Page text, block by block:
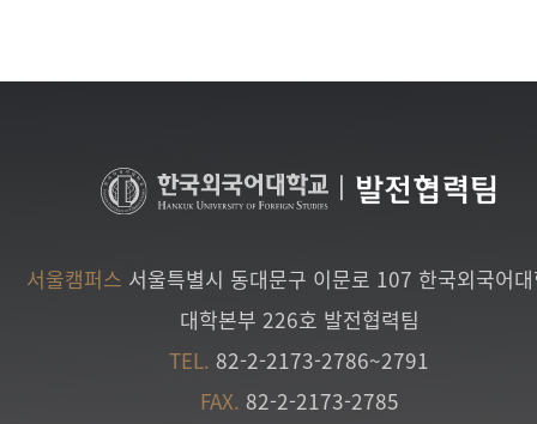
발전협력팀
서울캠퍼스 서울특별시 동대문구 이문로 107 한국외국어
대학본부 226호 발전협력팀
TEL. 82-2-2173-2786~2791
FAX. 82-2-2173-2785